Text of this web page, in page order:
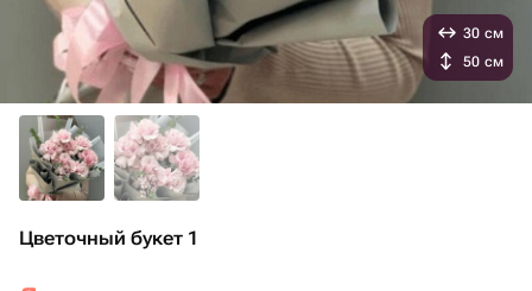
Цветочный букет 1
30 см
50 см